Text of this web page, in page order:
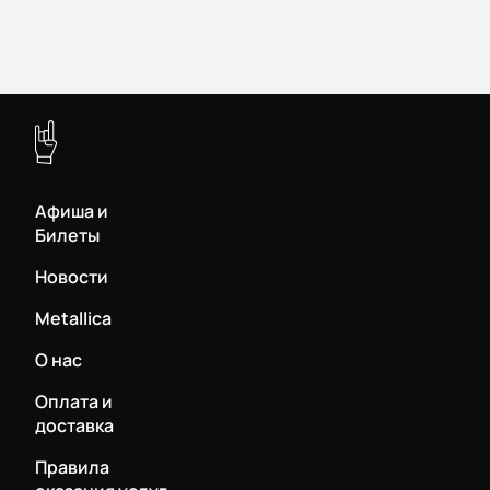
путешествие в мир громких эмоций и безудержного
рока!
Афиша и
Билеты
Новости
Metallica
О нас
Оплата и
доставка
Правила